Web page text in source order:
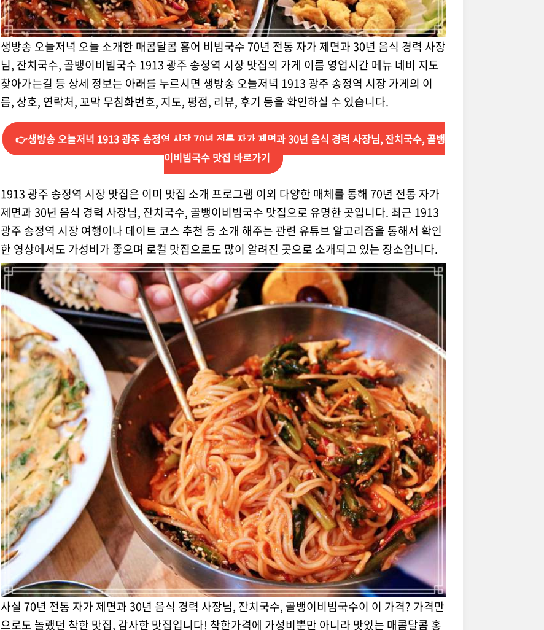
생방송 오늘저녁 오늘 소개한 매콤달콤 홍어 비빔국수 70년 전통 자가 제면과 30년 음식 경력 사장
님, 잔치국수, 골뱅이비빔국수 1913 광주 송정역 시장 맛집의 가게 이름 영업시간 메뉴 네비 지도
찾아가는길 등 상세 정보는 아래를 누르시면 생방송 오늘저녁 1913 광주 송정역 시장 가게의 이
름, 상호, 연락처, 꼬막 무침화번호, 지도, 평점, 리뷰, 후기 등을 확인하실 수 있습니다.
👉생방송 오늘저녁 1913 광주 송정역 시장 70년 전통 자가 제면과 30년 음식 경력 사장님, 잔치국수, 골뱅
이비빔국수 맛집 바로가기
1913 광주 송정역 시장 맛집은 이미 맛집 소개 프로그램 이외 다양한 매체를 통해 70년 전통 자가
제면과 30년 음식 경력 사장님, 잔치국수, 골뱅이비빔국수 맛집으로 유명한 곳입니다. 최근 1913
광주 송정역 시장 여행이나 데이트 코스 추천 등 소개 해주는 관련 유튜브 알고리즘을 통해서 확인
한 영상에서도 가성비가 좋으며 로컬 맛집으로도 많이 알려진 곳으로 소개되고 있는 장소입니다.
사실 70년 전통 자가 제면과 30년 음식 경력 사장님, 잔치국수, 골뱅이비빔국수이 이 가격? 가격만
으로도 놀랬던 착한 맛집, 감사한 맛집입니다! 착한가격에 가성비뿐만 아니라 맛있는 매콤달콤 홍